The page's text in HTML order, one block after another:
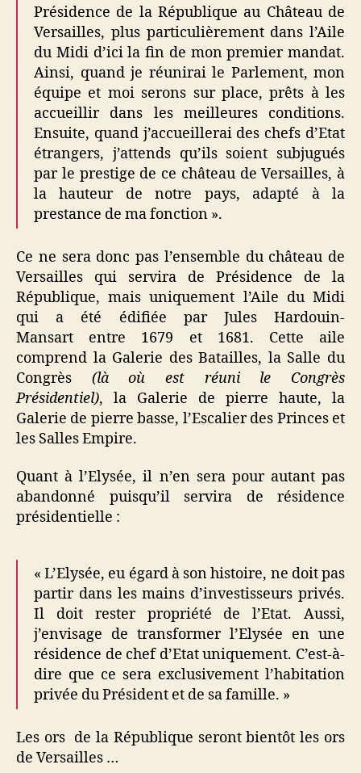
Présidence de la République au Château de
Versailles, plus particulièrement dans l’Aile
du Midi d’ici la fin de mon premier mandat.
Ainsi, quand je réunirai le Parlement, mon
équipe et moi serons sur place, prêts à les
accueillir dans les meilleures conditions.
Ensuite, quand j’accueillerai des chefs d’Etat
étrangers, j’attends qu’ils soient subjugués
par le prestige de ce château de Versailles, à
la hauteur de notre pays, adapté à la
prestance de ma fonction ».
Ce ne sera donc pas l’ensemble du château de
Versailles qui servira de Présidence de la
République, mais uniquement l’Aile du Midi
qui a été édifiée par Jules Hardouin-
Mansart entre 1679 et 1681. Cette aile
comprend la Galerie des Batailles, la Salle du
Congrès (là où est réuni le Congrès
Présidentiel), la Galerie de pierre haute, la
Galerie de pierre basse, l’Escalier des Princes et
les Salles Empire.
Quant à l’Elysée, il n’en sera pour autant pas
abandonné puisqu’il servira de résidence
présidentielle :
« L’Elysée, eu égard à son histoire, ne doit pas
partir dans les mains d’investisseurs privés.
Il doit rester propriété de l’Etat. Aussi,
j’envisage de transformer l’Elysée en une
résidence de chef d’Etat uniquement. C’est-à-
dire que ce sera exclusivement l’habitation
privée du Président et de sa famille. »
Les ors de la République seront bientôt les ors
de Versailles …